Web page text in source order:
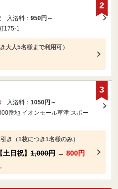
入浴料： 950円～
175-1
大人5名様まで利用可）
2
入浴料： 1050円～
番地 イオンモール草津 スポー
き（1枚につき1名様のみ）
日祝】 1,000円 → 800円
3